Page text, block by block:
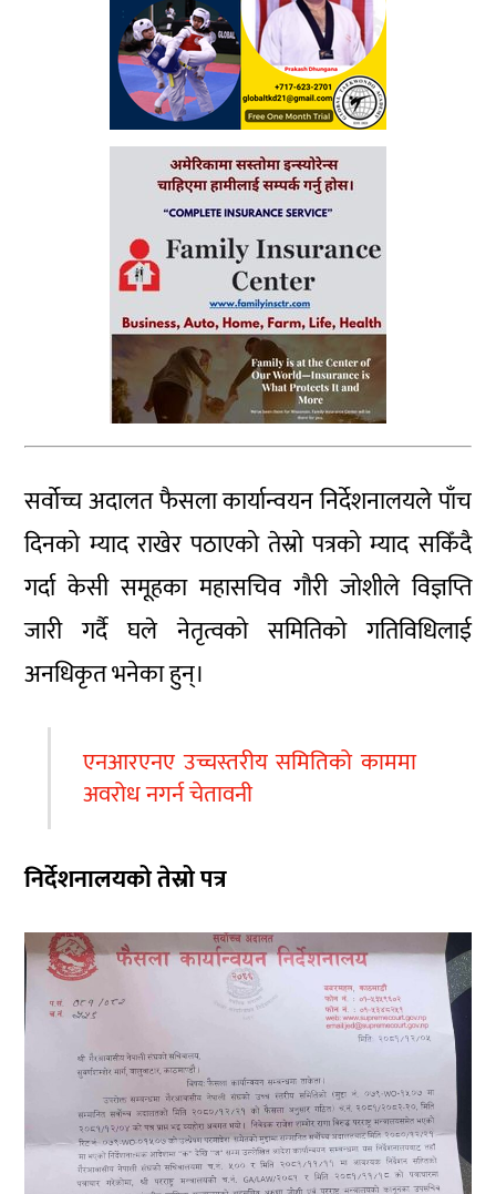
सर्वोच्च अदालत फैसला कार्यान्वयन निर्देशनालयले पाँच
दिनको म्याद राखेर पठाएको तेस्रो पत्रको म्याद सकिँदै
गर्दा केसी समूहका महासचिव गौरी जोशीले विज्ञप्ति
जारी गर्दै घले नेतृत्वको समितिको गतिविधिलाई
अनधिकृत भनेका हुन्।
एनआरएनए उच्चस्तरीय समितिको काममा
अवरोध नगर्न चेतावनी
निर्देशनालयको तेस्रो पत्र